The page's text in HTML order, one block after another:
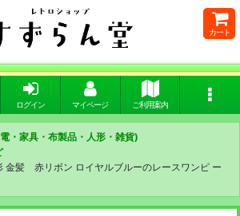
カート
ログイン マイページ ご利用案内
・家具・布製品・人形・雑貨)
金髪 赤リボン ロイヤルブルーのレースワンピ ー